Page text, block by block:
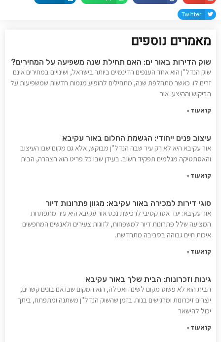
Twitter
מאמרים נוספים
שוק הדירות באור ים: האם תחילת שנה משפיעה על המחירים?
שוק הנדל"ן הוא אחד הענפים הדינמיים ביותר בישראל, ושינויים במחירים אינם
זרים לו. כאשר מתחלפת שנה, מתחילים להופיע מגמות חדשות שמשפיעות על
הביקוש וההיצע. אור
קרא עוד »
עיצוב פנים ייחודי: הגשמת החלום באור עקיבא
אור עקיבא היא לא רק עיר שבה הנדל"ן מבוקש, אלא גם מקום שבו העיצוב
והאסתטיקה מגלמים תפקיד חשוב. בעידן שבו כל פריט הוא הצהרה, הבית
קרא עוד »
סוגי דירות למכירה באור עקיבא: מגוון פתרונות דיור
אור עקיבא: יעד אטרקטיבי לרכישת נכס אור עקיבא היא עיר מתפתחת
המציעה שלל פתרונות דיור למשפחות, לזוגות צעירים ולאנשים המחפשים
איכות חיים גבוהה בסביבה מתחדשת.
קרא עוד »
גינות וזכרונות: הבית שלך באור עקיבא
הבית הוא לא פשוט מקום לשינה ואכילה, הוא המקום שבו אנו בונים קשרים,
יוצרים זיכרונות ומרגישים בנוח. בזמן שהשוק הנדל"ן משתנה ומתפתח, ביתך
יכול להישאר
קרא עוד »